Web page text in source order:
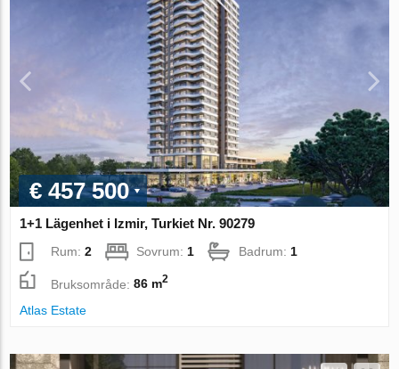
€ 457 500
1+1 Lägenhet i Izmir, Turkiet Nr. 90279
Rum:2 Sovrum: 1 Badrum: 1
Bruksområde:86 m2
Atlas Estate